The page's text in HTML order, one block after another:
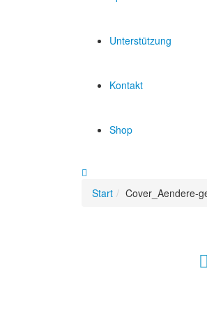
Unterstützung
Kontakt
Shop
Start Cover_Aendere-